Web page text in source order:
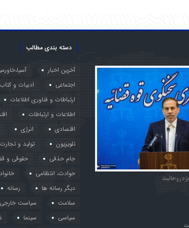
روحانیت
دسته بندی مطالب
آخرین اخبار
اجتماعی
ادبیات و
ارتباطات و فناوری اطلاعات
اطلاعات و ارتباطات
اقتصادی
انرژی
تلویزیون
تولید و تجارت
جام حذفی
حقوقی و
حوادث، انتظامی
دیگر رسانه ها
رسانه
سلامت
سیاست
سیاسی
سینما